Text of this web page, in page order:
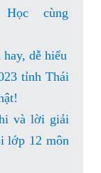
cùng
dễ hiểu
tỉnh Thái
và lời giải
lớp 12 môn